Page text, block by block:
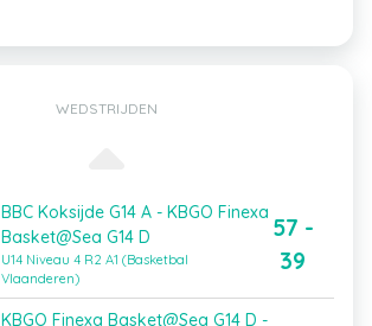
WEDSTRIJDEN
BBC Koksijde G14 A - KBGO Finexa
Basket@Sea G14 D
U14 Niveau 4 R2 A1 (Basketbal
Vlaanderen)
57 -
39
KBGO Finexa Basket@Sea G14 D -